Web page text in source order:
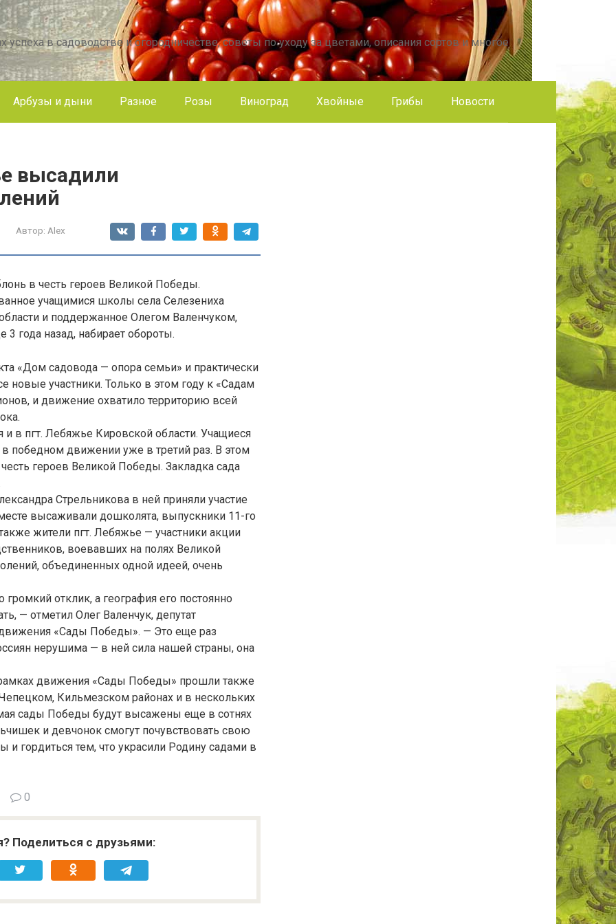
успеха в садоводстве и огородничестве, советы по уходу за цветами, описания сортов и многое
Арбузы и дыни Разное Розы Виноград Хвойные Грибы Новости
высадили
Автор: Alex
в честь героев Великой Победы.
учащимися школы села Селезениха
и поддержанное Олегом Валенчуком,
3 года назад, набирает обороты.
«Дом садовода — опора семьи» и практически
участники. Только в этом году к «Садам
и движение охватило территорию всей
в пгт. Лебяжье Кировской области. Учащиеся
победном движении уже в третий раз. В этом
героев Великой Победы. Закладка сада
Стрельникова в ней приняли участие
высаживали дошколята, выпускники 11-го
жители пгт. Лебяжье — участники акции
воевавших на полях Великой
объединенных одной идеей, очень
отклик, а география его постоянно
— отметил Олег Валенчук, депутат
«Сады Победы». — Это еще раз
нерушима — в ней сила нашей страны, она
движения «Сады Победы» прошли также
Кильмезском районах и в нескольких
сады Победы будут высажены еще в сотнях
и девчонок смогут почувствовать свою
и гордиться тем, что украсили Родину садами в
0
Поделиться с друзьями: